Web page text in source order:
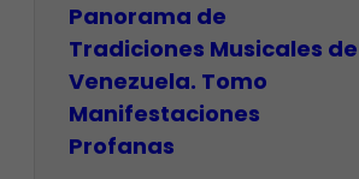
Panorama de
Tradiciones Musicales de
Venezuela. Tomo
Manifestaciones
Profanas